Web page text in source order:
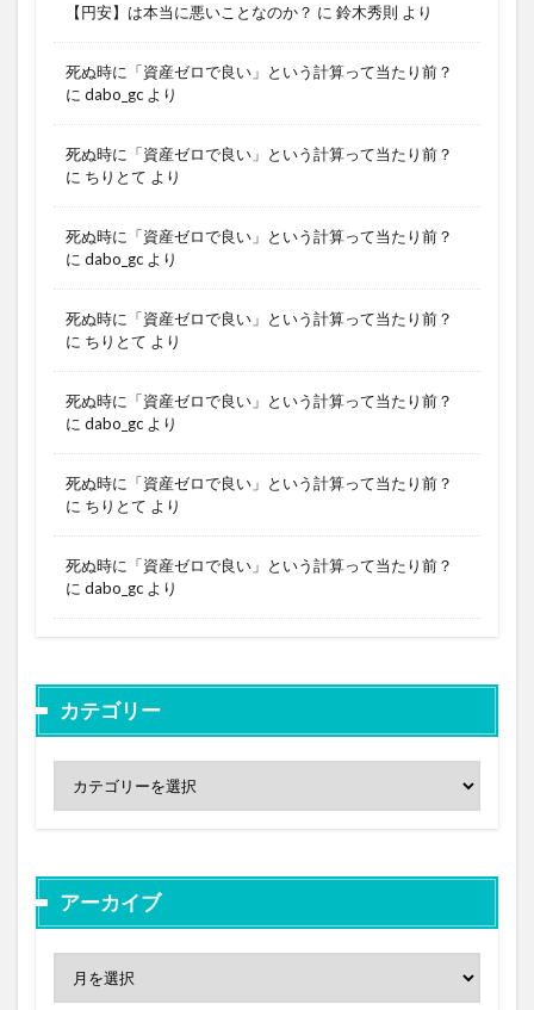
【円安】は本当に悪いことなのか？ に 鈴木秀則 より
死ぬ時に「資産ゼロで良い」という計算って当たり前？
に dabo_gc より
死ぬ時に「資産ゼロで良い」という計算って当たり前？
に ちりとて より
死ぬ時に「資産ゼロで良い」という計算って当たり前？
に dabo_gc より
死ぬ時に「資産ゼロで良い」という計算って当たり前？
に ちりとて より
死ぬ時に「資産ゼロで良い」という計算って当たり前？
に dabo_gc より
死ぬ時に「資産ゼロで良い」という計算って当たり前？
に ちりとて より
死ぬ時に「資産ゼロで良い」という計算って当たり前？
に dabo_gc より
カテゴリー
アーカイブ